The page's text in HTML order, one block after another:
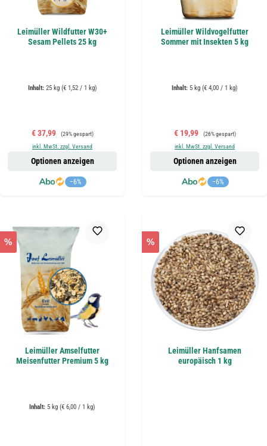
Leimüller Wildfutter W30+
Sesam Pellets 25 kg
Inhalt: 25 kg (€ 1,52 / 1 kg)
Verkaufspreis:
€ 37,99 Regulärer Preis:
(29% gespart)
inkl. MwSt. zzgl. Versand
−6%
Optionen anzeigen
Leimüller Wildvogelfutter
Sommer mit Insekten 5 kg
Inhalt: 5 kg (€ 4,00 / 1 kg)
Verkaufspreis:
€ 19,99 Regulärer Preis:
(26% gespart)
inkl. MwSt. zzgl. Versand
−6%
Optionen anzeigen
%
Leimüller Amselfutter
Meisenfutter Premium 5 kg
Inhalt: 5 kg (€ 6,00 / 1 kg)
%
Leimüller Hanfsamen
europäisch 1 kg